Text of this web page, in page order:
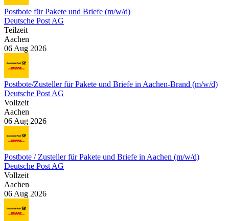
Postbote für Pakete und Briefe (m/w/d)
Deutsche Post AG
Teilzeit
Aachen
06 Aug 2026
Postbote/Zusteller für Pakete und Briefe in Aachen-Brand (m/w/d)
Deutsche Post AG
Vollzeit
Aachen
06 Aug 2026
Postbote / Zusteller für Pakete und Briefe in Aachen (m/w/d)
Deutsche Post AG
Vollzeit
Aachen
06 Aug 2026